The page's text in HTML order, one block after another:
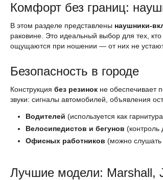
Комфорт без границ:
В этом разделе представлены наушники-
раковине. Это идеальный выбор для тех,
ощущаются при ношении — от них не
Безопасность в городе
Конструкция без резинок не обеспечивает
звуки: сигналы автомобилей, объявления
Водителей (используется как
Велосипедистов и бегунов (контроль
Офисных работников (можно слушать
Лучшие модели: Marshall,